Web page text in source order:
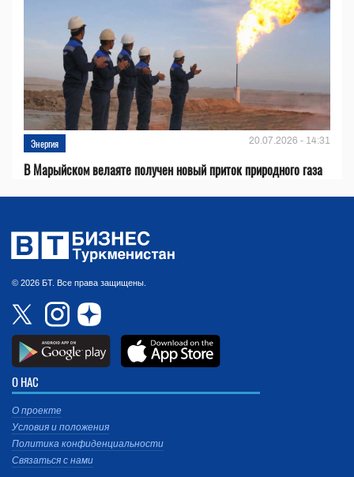
Энергия 20.07.2026 - 14:31
В Марыйском велаяте получен новый приток природного газа
© 2026 БТ. Все права защищены.
О НАС
О проекте
Условия и положения
Политика конфиденциальности
Связаться с нами